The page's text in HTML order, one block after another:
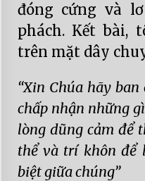
đóng cứng và
phách. Kết bài,
trên mặt dây
“Xin Chúa hãy
chấp nhận những
lòng dũng cảm để
thể và trí khôn để
biệt giữa chúng”